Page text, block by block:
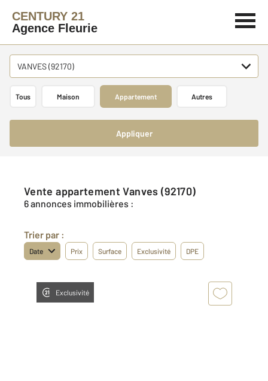
CENTURY 21
Agence Fleurie
VANVES (92170)
Tous Maison Appartement Autres
Appliquer
Vente appartement Vanves (92170)
6 annonces immobilières :
Trier par :
Date Prix Surface Exclusivité DPE
Exclusivité